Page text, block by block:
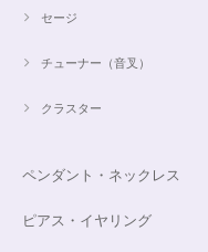
セージ
チューナー（音叉）
クラスター
ペンダント・ネックレス
ピアス・イヤリング